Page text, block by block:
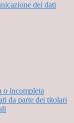
dei dati
o incompleta
da parte dei titolari